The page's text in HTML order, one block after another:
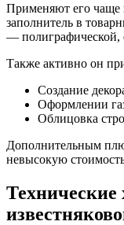
Применяют его чаще
заполнитель в
— полиграфической,
Также активно он
Создание
Оформлении
Облицовка
Дополнительным
невысокую
Технические